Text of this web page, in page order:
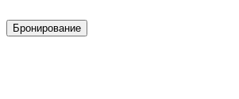
Бронирование